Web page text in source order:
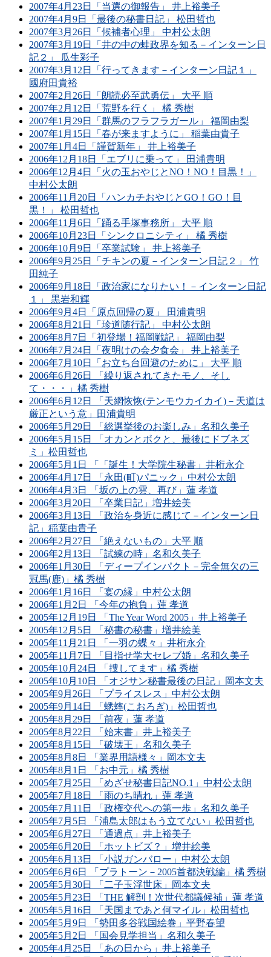
2007年4月23日「当選の御報告」 井上裕美子
2007年4月9日「最後の秘書日記」 松田哲也
2007年3月26日「候補者心理」 中村公太朗
2007年3月19日「井の中の蛙政界を知る－インターン日
記２」 瓜生彩子
2007年3月12日「行ってきます－インターン日記１」
國府田貴裕
2007年2月26日「朗読必至武勇伝」 大平 順
2007年2月12日「荒野を行く」 橘 秀樹
2007年1月29日「群馬のフラフラガール」 福岡由梨
2007年1月15日「春が来ますように」 稲葉由貴子
2007年1月4日「謹賀新年」 井上裕美子
2006年12月18日「エブリに乗って」 田浦貴明
2006年12月4日「火の玉おやじとNO！NO！目黒！」
中村公太朗
2006年11月20日「ハンカチおやじとGO！GO！目
黒！」 松田哲也
2006年11月6日「踊る手塚事務所」 大平 順
2006年10月23日「シンクロニシティ」 橘 秀樹
2006年10月9日「卒業試験」 井上裕美子
2006年9月25日「チキンの夏－インターン日記２」 竹
田純子
2006年9月18日「政治家になりたい！－インターン日記
１」 黒岩和輝
2006年9月4日「原点回帰の夏」 田浦貴明
2006年8月21日「珍道随行記」 中村公太朗
2006年8月7日「初登場！福岡戦記」 福岡由梨
2006年7月24日「夜明けの会夕食会」 井上裕美子
2006年7月10日「お立ち台回避のために」 大平 順
2006年6月26日 「繰り返されてきたモノ、そし
て・・・」橘 秀樹
2006年6月12日 「天網恢恢(テンモウカイカイ)－天道は
厳正という意」田浦貴明
2006年5月29日 「総選挙後のお楽しみ」名和久美子
2006年5月15日 「オカンとボクと、最後にドブネズ
ミ」松田哲也
2006年5月1日 「「誕生！大学院生秘書」井桁永介
2006年4月17日 「永田(町)パニック」中村公太朗
2006年4月3日 「坂の上の雲、再び」蓮 孝道
2006年3月20日 「卒業日記」増井絵美
2006年3月13日 「政治を身近に感じて－インターン日
記」稲葉由貴子
2006年2月27日 「絶えないもの」大平 順
2006年2月13日 「試練の時」名和久美子
2006年1月30日 「ディープインパクト－完全無欠の三
冠馬(鹿)」橘 秀樹
2006年1月16日 「宴の縁」中村公太朗
2006年1月2日 「今年の抱負」蓮 孝道
2005年12月19日 「The Year Word 2005」井上裕美子
2005年12月5日 「秘書の秘書」増井絵美
2005年11月21日 「一羽の蝶々」井桁永介
2005年11月7日 「目指せ学大セレブ婚」名和久美子
2005年10月24日 「捜してます」橘 秀樹
2005年10月10日 「オジサン秘書最後の日記」岡本文夫
2005年9月26日 「プライスレス」中村公太朗
2005年9月14日 「蟋蟀(こおろぎ)」松田哲也
2005年8月29日 「前夜」蓮 孝道
2005年8月22日 「始末書」井上裕美子
2005年8月15日 「破壊王」名和久美子
2005年8月8日 「業界用語様々」岡本文夫
2005年8月1日 「お中元」橘 秀樹
2005年7月25日 「めざせ秘書日記NO.1」中村公太朗
2005年7月18日 「雨のち晴れ」蓮 孝道
2005年7月11日 「政権交代への第一歩」名和久美子
2005年7月5日 「浦島太郎はもう立てない」松田哲也
2005年6月27日 「通過点」井上裕美子
2005年6月20日 「ホットビズ？」増井絵美
2005年6月13日 「小説ガンバロー」中村公太朗
2005年6月6日 「プラトーン－2005首都決戦編」橘 秀樹
2005年5月30日 「二子玉浮世床」岡本文夫
2005年5月23日 「THE 解剖！次世代都議候補」蓮 孝道
2005年5月16日 「天国まであと何マイル」松田哲也
2005年5月9日 「勢田多谷戦国絵巻」平野春望
2005年5月2日 「国会見学担当」名和久美子
2005年4月25日 「あの日から」井上裕美子